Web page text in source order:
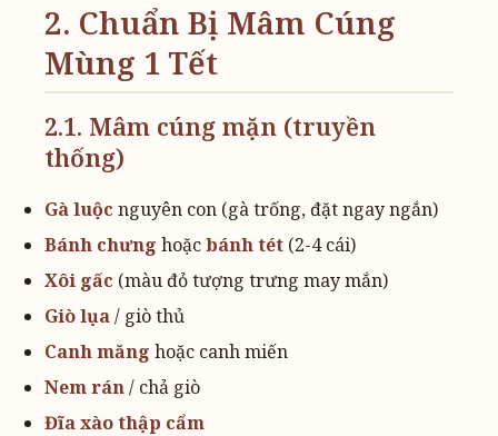
2. Chuẩn Bị Mâm Cúng
Mùng 1 Tết
2.1. Mâm cúng mặn (truyền
thống)
Gà luộc nguyên con (gà trống, đặt ngay ngắn)
Bánh chưng hoặcbánh tét (2-4 cái)
Xôi gấc (màu đỏ tượng trưng may mắn)
Giò lụa/ giò thủ
Canh măng hoặc canh miến
Nem rán/ chả giò
Đĩa xào thập cẩm